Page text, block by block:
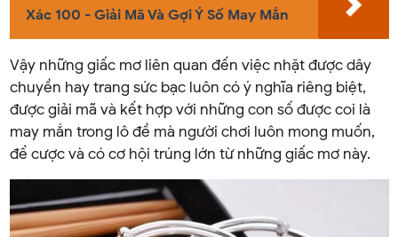
Xác 100 - Giải Mã Và Gợi Ý Số May Mắn
Vậy những giấc mơ liên quan đến việc nhặt được dây
chuyền hay trang sức bạc luôn có ý nghĩa riêng biệt,
được giải mã và kết hợp với những con số được coi là
may mắn trong lô đề mà người chơi luôn mong muốn,
để cược và có cơ hội trúng lớn từ những giấc mơ này.